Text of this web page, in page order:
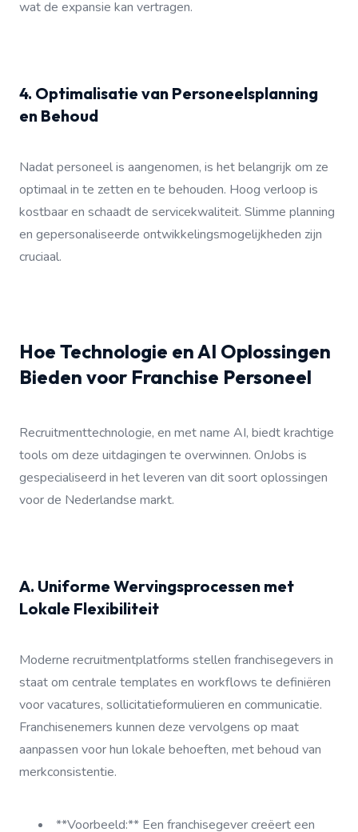
wat de expansie kan vertragen.
4. Optimalisatie van Personeelsplanning
en Behoud
Nadat personeel is aangenomen, is het belangrijk om ze
optimaal in te zetten en te behouden. Hoog verloop is
kostbaar en schaadt de servicekwaliteit. Slimme planning
en gepersonaliseerde ontwikkelingsmogelijkheden zijn
cruciaal.
Hoe Technologie en AI Oplossingen
Bieden voor Franchise Personeel
Recruitmenttechnologie, en met name AI, biedt krachtige
tools om deze uitdagingen te overwinnen. OnJobs is
gespecialiseerd in het leveren van dit soort oplossingen
voor de Nederlandse markt.
A. Uniforme Wervingsprocessen met
Lokale Flexibiliteit
Moderne recruitmentplatforms stellen franchisegevers in
staat om centrale templates en workflows te definiëren
voor vacatures, sollicitatieformulieren en communicatie.
Franchisenemers kunnen deze vervolgens op maat
aanpassen voor hun lokale behoeften, met behoud van
merkconsistentie.
**Voorbeeld:** Een franchisegever creëert een